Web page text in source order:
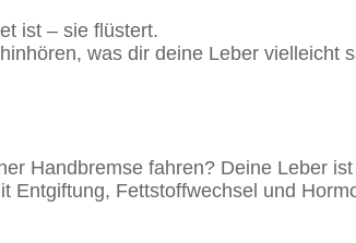
ist – sie flüstert.
was dir deine Leber vielleicht
Handbremse fahren? Deine Leber ist
Fettstoffwechsel und